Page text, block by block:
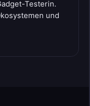
Testerin.
und